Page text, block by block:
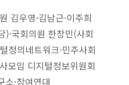
김우영·김남근·이주희
)·국회의원 한창민(사회
정의네트워크·민주사회
모임 디지털정보위원회
소·참여연대